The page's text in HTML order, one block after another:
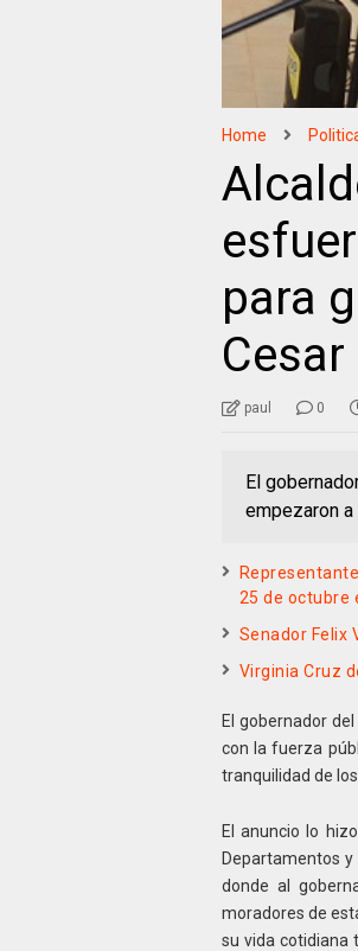
Home
para
Cesar
paul 0
El
empezaron
25 de octubre
Senador Felix
Virginia Cruz
El gobernador
con la fuerza
tranquilidad de
El anuncio lo
Departamentos
donde al
moradores de
su vida cotidiana